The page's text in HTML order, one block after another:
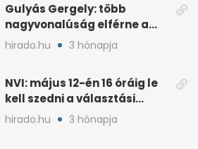
Gulyás Gergely: több
nagyvonalúság elférne a
kétharmados győztesekben
hirado.hu 3 hónapja
NVI: május 12-én 16 óráig le
kell szedni a választási
plakátokat
hirado.hu 3 hónapja